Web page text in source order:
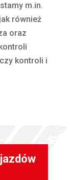
m.in.
również
oraz
kontroli i